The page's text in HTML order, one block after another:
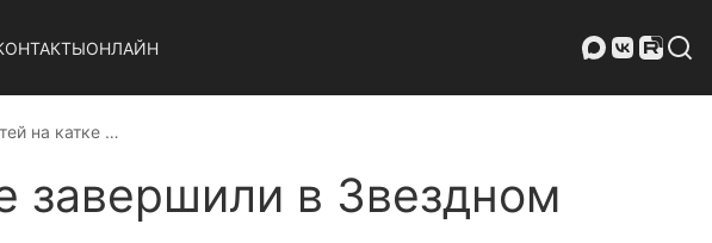
ОНЛАЙН
на катке …
завершили в Звездном